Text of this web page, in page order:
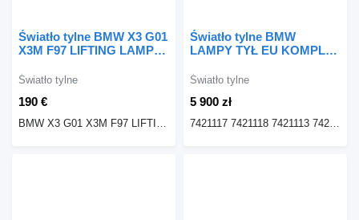
Światło tylne BMW X3 G01
X3M F97 LIFTING LAMPA
H4946305210 BMW do
X3M F97
190 €
Światło tylne
BMW X3 G01 X3M F97 LIFTING LAMPA TYLNA TYŁ PRAWA LCI H4946305210 EUROPA
Światło tylne BMW
LAMPY TYŁ EU KOMPLET
do samochodu BMW X6
5 900 zł
Światło tylne
7421117 7421118 7421113 7421114